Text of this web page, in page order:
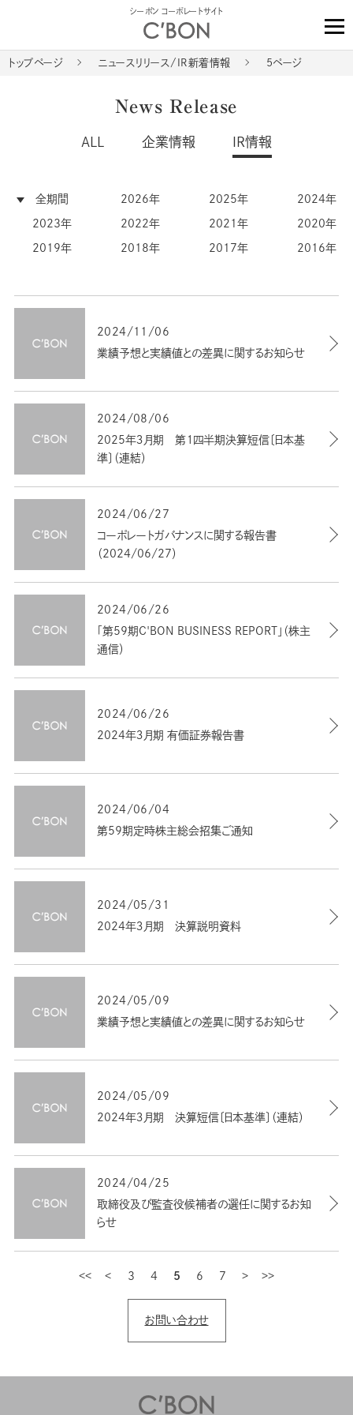
シーボン コーポレートサイト
トップページ ニュースリリース/IR新着情報 5ページ
News Release
ALL 企業情報 IR情報
全期間 2026年 2025年 2024年
2023年 2022年 2021年 2020年
2019年 2018年 2017年 2016年
2024/11/06
業績予想と実績値との差異に関するお知らせ
2024/08/06
2025年３月期 第１四半期決算短信〔日本基
準〕（連結）
2024/06/27
コーポレートガバナンスに関する報告書
（2024/06/27）
2024/06/26
「第59期C'BON BUSINESS REPORT」（株主
通信）
2024/06/26
2024年３月期 有価証券報告書
2024/06/04
第59期定時株主総会招集ご通知
2024/05/31
2024年３月期 決算説明資料
2024/05/09
業績予想と実績値との差異に関するお知らせ
2024/05/09
2024年３月期 決算短信〔日本基準〕（連結）
2024/04/25
取締役及び監査役候補者の選任に関するお知
らせ
最初 前
3 4 5 6 7
お問い合わせ